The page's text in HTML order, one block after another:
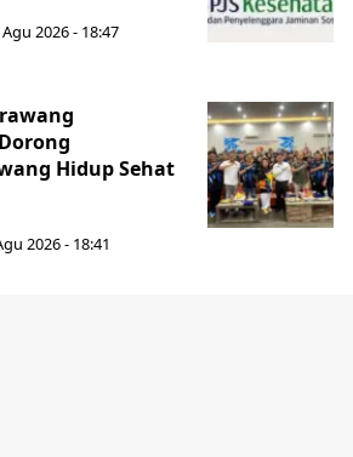
2026 - 18:47
Hidup Sehat
2026 - 18:41